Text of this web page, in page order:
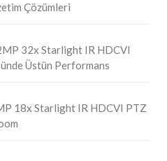
Çözümleri
32x Starlight IR HDCVI
Üstün Performans
18x Starlight IR HDCVI PTZ